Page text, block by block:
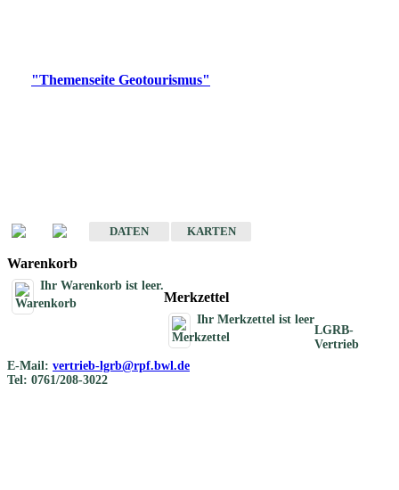
"Themenseite Geotourismus"
DATEN
KARTEN
Warenkorb
Ihr Warenkorb ist leer.
Merkzettel
Ihr Merkzettel ist leer
LGRB-
Vertrieb
E-Mail: vertrieb-lgrb@rpf.bwl.de
Tel: 0761/208-3022